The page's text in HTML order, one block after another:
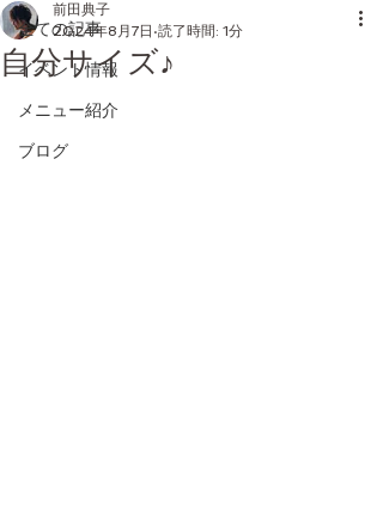
全ての記事
イベント情報
メニュー紹介
ブログ
自分サイズ♪
前田典子
2024年8月7日 読了時間: 1分